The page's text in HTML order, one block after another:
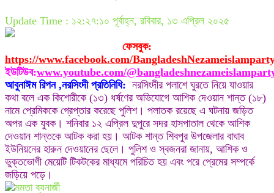
Update Time : ১২:২৭:১০ পূর্বাহ্ন, রবিবার, ১৩ এপ্রিল ২০২৫
ফেসবুক:
https://www.facebook.com/
ইউটিউব:www.youtube.com/
আবুনাঈম রিপন ,নরসিংদী প্রতিনিধি: নরসিংদীর পলাশে ঘুরতে নিয়ে যাওয়ার
কথা বলে এক কিশোরীকে (১৩) ধর্ষণের অভিযোগে আশিক দেওয়ান শান্ত (১৮)
নামে প্রেমিককে গ্রেপ্তার করেছে পুলিশ। পলাতক রয়েছে এ ঘটনায় জড়িত
অপর এক যুবক। শনিবার ১২ এপ্রিল দুপুরে সদর হাসপাতাল থেকে আশিক
দেওয়ান শান্তকে আটক করা হয়। আটক শান্ত শিবপুর উপজেলার বাঘাব
ইউনিয়নের হারুন দেওয়ানের ছেলে। পুলিশ ও স্বজনরা জানায়, আশিক ও
ভুক্তভোগী মেয়েটি টিকটকের মাধ্যমে পরিচিত হয় এবং পরে প্রেমের সম্পর্কে
জড়িয়ে পড়ে।